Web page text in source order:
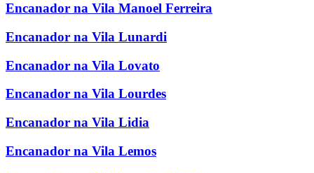
Encanador na Vila Manoel Ferreira
Encanador na Vila Lunardi
Encanador na Vila Lovato
Encanador na Vila Lourdes
Encanador na Vila Lidia
Encanador na Vila Lemos